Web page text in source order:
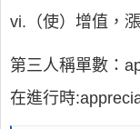
vi.（使）增值，
第三人稱單數：
在進行時